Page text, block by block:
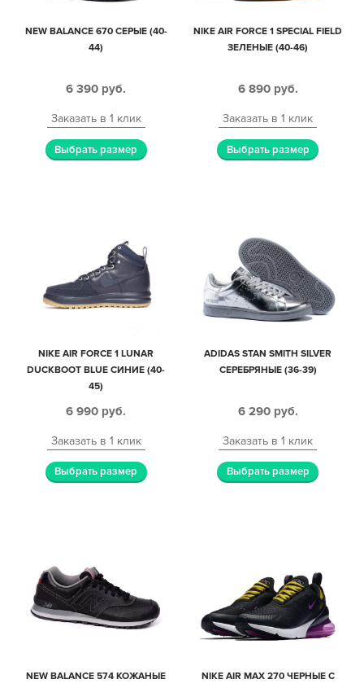
NEW BALANCE 670 СЕРЫЕ (40-
44)
6 390 руб.
Заказать в 1 клик
Выбрать размер
NIKE AIR FORCE 1 SPECIAL FIELD
ЗЕЛЕНЫЕ (40-46)
6 890 руб.
Заказать в 1 клик
Выбрать размер
NIKE AIR FORCE 1 LUNAR
DUCKBOOT BLUE СИНИЕ (40-
45)
6 990 руб.
Заказать в 1 клик
Выбрать размер
ADIDAS STAN SMITH SILVER
СЕРЕБРЯНЫЕ (36-39)
6 290 руб.
Заказать в 1 клик
Выбрать размер
NEW BALANCE 574 КОЖАНЫЕ
NIKE AIR MAX 270 ЧЕРНЫЕ С